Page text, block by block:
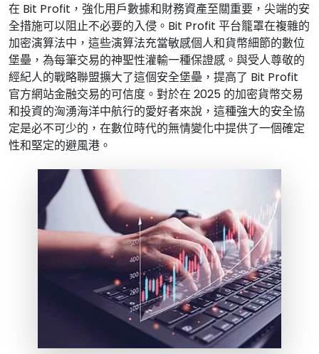
在 Bit Profit，強化用戶數據和財務資產至關重要，尖端的安
全措施可以阻止不必要的入侵。Bit Profit 平台籠罩在複雜的
加密演算法中，這些演算法充當敏感個人和貨幣細節的數位
堡壘，為每筆交易的神聖性灌輸一種保證感。與受人尊敬的
經紀人的戰略聯盟擴大了這個安全堡壘，提高了 Bit Profit
官方網站金融交易的可信度。對於在 2025 的加密貨幣交易
和投資的洶湧海洋中航行的愛好者來說，這種強大的安全協
定是必不可少的，在數位時代的無情變化中提供了一個確定
性和堅定的避風港。